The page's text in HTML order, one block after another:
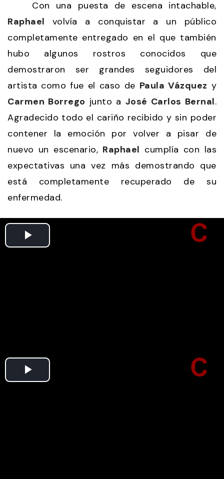
Con una puesta de escena intachable,
Raphael volvía a conquistar a un público
completamente entregado en el que también
hubo algunos rostros conocidos que
demostraron ser grandes seguidores del
artista como fue el caso de Paula Vázquez y
Carmen Borrego junto a José Carlos Bernal.
Agradecido todo el cariño recibido y sin poder
contener la emoción por volver a pisar de
nuevo un escenario, Raphael cumplía con las
expectativas una vez más demostrando que
está completamente recuperado de su
enfermedad.